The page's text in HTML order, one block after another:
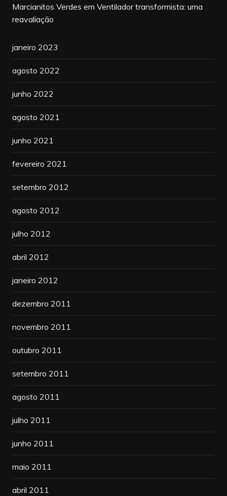
Marcianitos Verdes em Ventilador transformista: uma
reavaliação
janeiro 2023
agosto 2022
junho 2022
agosto 2021
junho 2021
fevereiro 2021
setembro 2012
agosto 2012
julho 2012
abril 2012
janeiro 2012
dezembro 2011
novembro 2011
outubro 2011
setembro 2011
agosto 2011
julho 2011
junho 2011
maio 2011
abril 2011